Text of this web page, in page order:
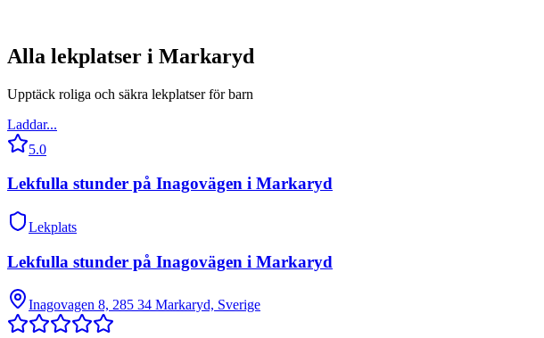
Alla lekplatser i Markaryd
Upptäck roliga och säkra lekplatser för barn
Laddar...
5.0
Lekfulla stunder på Inagovägen i Markaryd
Lekplats
Lekfulla stunder på Inagovägen i Markaryd
Inagovagen 8, 285 34 Markaryd, Sverige